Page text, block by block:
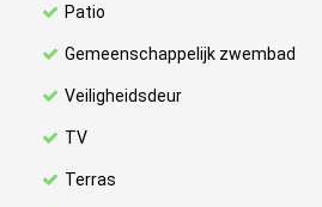
Patio
Gemeenschappelijk zwembad
Veiligheidsdeur
TV
Terras